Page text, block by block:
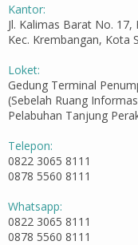
Kantor:
Jl. Kalimas Barat No.
Kec. Krembangan, Kota
Loket:
Gedung Terminal
(Sebelah Ruang
Pelabuhan Tanjung
Telepon:
0822 3065 8111
0878 5560 8111
Whatsapp:
0822 3065 8111
0878 5560 8111